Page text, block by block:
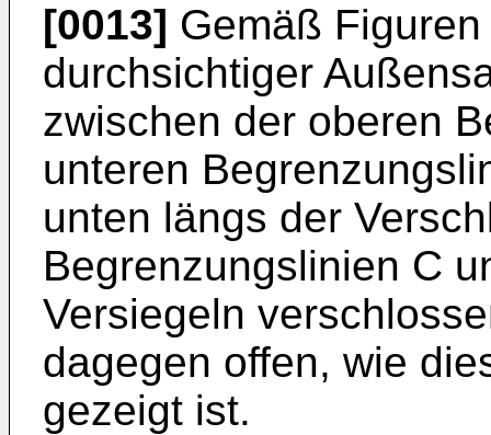
[0013] Gemäß
durchsichtiger
zwischen der oberen
unteren
unten längs der
Begrenzungslinien C
Versiegeln
dagegen offen, wie
gezeigt ist.